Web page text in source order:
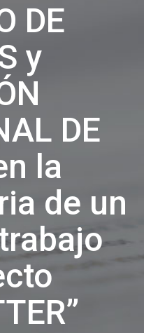
DE
y
DE
la
de un